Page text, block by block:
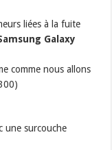
liées à la fuite
Galaxy
comme nous allons
une surcouche